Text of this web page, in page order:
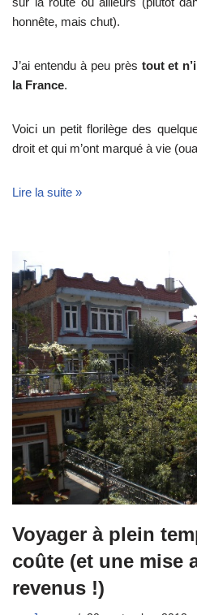
honnête, mais chut).
J’ai entendu à peu près tout et
la France.
Voici un petit florilège des
droit et qui m’ont marqué à vie
Lire la suite »
Voyager à plein
coûte (et une mise
revenus !)